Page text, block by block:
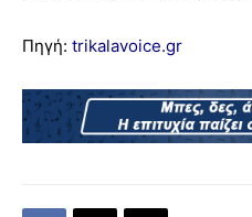
Πηγή: trikalavoice.gr